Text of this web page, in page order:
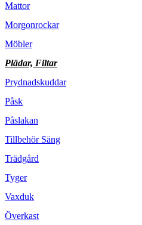
Mattor
Morgonrockar
Möbler
Plädar, Filtar
Prydnadskuddar
Påsk
Påslakan
Tillbehör Säng
Trädgård
Tyger
Vaxduk
Överkast